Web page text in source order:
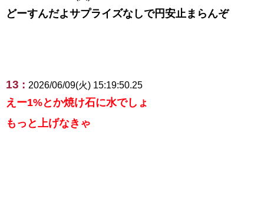
どーすんだよサプライズなしで円安止まらんぞ
13 : 2026/06/09(火) 15:19:50.25
えー1%とか焼け石に水でしょ
もっと上げなきゃ